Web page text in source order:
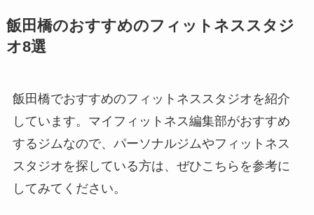
飯田橋のおすすめのフィットネススタジ
オ8選
飯田橋でおすすめのフィットネススタジオを紹介
しています。マイフィットネス編集部がおすすめ
するジムなので、パーソナルジムやフィットネス
スタジオを探している方は、ぜひこちらを参考に
してみてください。